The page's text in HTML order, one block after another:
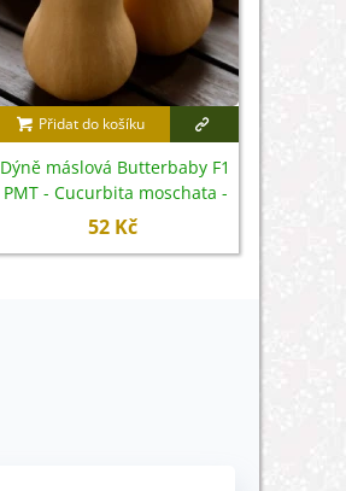
Přidat do košíku
Dýně máslová Butterbaby F1
PMT - Cucurbita moschata -
semena - 6 ks
52 Kč